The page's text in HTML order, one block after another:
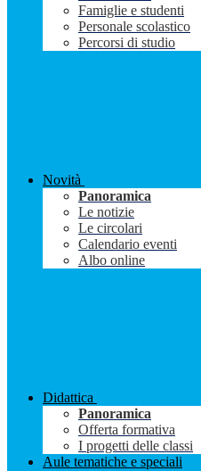
Famiglie e studenti
Personale scolastico
Percorsi di studio
Novità
Panoramica
Le notizie
Le circolari
Calendario eventi
Albo online
Didattica
Panoramica
Offerta formativa
I progetti delle classi
Aule tematiche e speciali